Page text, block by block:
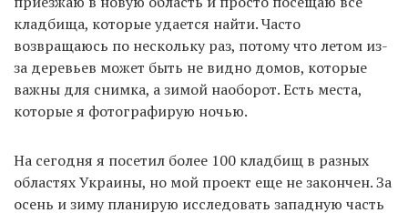
кладбища, которые удается найти. Часто
возвращаюсь по нескольку раз, потому что летом из-
за деревьев может быть не видно домов, которые
важны для снимка, а зимой наоборот. Есть места,
которые я фотографирую ночью.
На сегодня я посетил более 100 кладбищ в разных
областях Украины, но мой проект еще не закончен. За
осень и зиму планирую исследовать западную часть